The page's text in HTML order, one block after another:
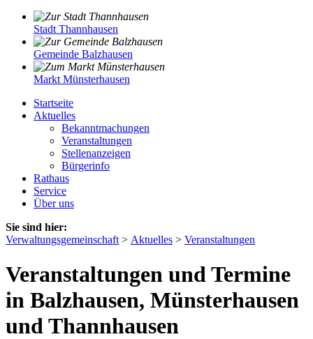
Stadt Thannhausen
Gemeinde Balzhausen
Markt Münsterhausen
Startseite
Aktuelles
Bekanntmachungen
Veranstaltungen
Stellenanzeigen
Bürgerinfo
Rathaus
Service
Über uns
Sie sind hier:
Verwaltungsgemeinschaft > Aktuelles > Veranstaltungen
Veranstaltungen und Termine
in Balzhausen, Münsterhausen
und Thannhausen